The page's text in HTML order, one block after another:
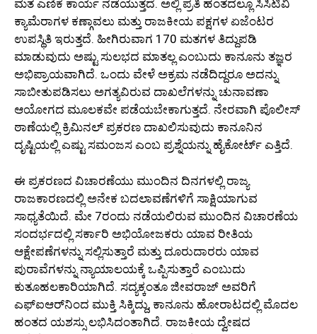
ಮತ ಎಣಿಕೆ ಕಾರ್ಯ ನಡೆಯುತ್ತದೆ. ಅಲ್ಲಿ ಪ್ರತಿ ಹಂತದಲ್ಲೂ ಸಿಸಿಟಿವಿ
ಕ್ಯಾಮೆರಾಗಳ ಕಣ್ಗಾವಲು ಮತ್ತು ರಾಜಕೀಯ ಪಕ್ಷಗಳ ಏಜೆಂಟರ
ಉಪಸ್ಥಿತಿ ಇರುತ್ತದೆ. ಹೀಗಿರುವಾಗ 170 ಮತಗಳ ತಿದ್ದುಪಡಿ
ಮಾಡುವುದು ಅಷ್ಟು ಸುಲಭದ ಮಾತಲ್ಲ ಎಂಬುದು ಕಾನೂನು ತಜ್ಞರ
ಅಭಿಪ್ರಾಯವಾಗಿದೆ. ಒಂದು ವೇಳೆ ಅಕ್ರಮ ನಡೆದಿದ್ದರೂ ಅದನ್ನು
ಸಾಬೀತುಪಡಿಸಲು ಅಗತ್ಯವಿರುವ ದಾಖಲೆಗಳನ್ನು ಚುನಾವಣಾ
ಆಯೋಗದ ಮೂಲಕವೇ ಪಡೆಯಬೇಕಾಗುತ್ತದೆ. ನೇರವಾಗಿ ಪೊಲೀಸ್
ಠಾಣೆಯಲ್ಲಿ ಕ್ರಿಮಿನಲ್ ಪ್ರಕರಣ ದಾಖಲಿಸುವುದು ಕಾನೂನಿನ
ದೃಷ್ಟಿಯಲ್ಲಿ ಎಷ್ಟು ಸಮಂಜಸ ಎಂಬ ಪ್ರಶ್ನೆಯನ್ನು ಹೈಕೋರ್ಟ್ ಎತ್ತಿದೆ.
ಈ ಪ್ರಕರಣದ ವಿಚಾರಣೆಯು ಮುಂದಿನ ದಿನಗಳಲ್ಲಿ ರಾಜ್ಯ
ರಾಜಕಾರಣದಲ್ಲಿ ಅನೇಕ ಬದಲಾವಣೆಗಳಿಗೆ ಸಾಕ್ಷಿಯಾಗುವ
ಸಾಧ್ಯತೆಯಿದೆ. ಮೇ 7ರಂದು ನಡೆಯಲಿರುವ ಮುಂದಿನ ವಿಚಾರಣೆಯ
ಸಂದರ್ಭದಲ್ಲಿ ಸರ್ಕಾರಿ ಅಭಿಯೋಜಕರು ಯಾವ ರೀತಿಯ
ಆಕ್ಷೇಪಣೆಗಳನ್ನು ಸಲ್ಲಿಸುತ್ತಾರೆ ಮತ್ತು ದೂರುದಾರರು ಯಾವ
ಪುರಾವೆಗಳನ್ನು ನ್ಯಾಯಾಲಯಕ್ಕೆ ಒಪ್ಪಿಸುತ್ತಾರೆ ಎಂಬುದು
ಕುತೂಹಲಕಾರಿಯಾಗಿದೆ. ಸದ್ಯಕ್ಕಂತೂ ಜೀವರಾಜ್ ಅವರಿಗೆ
ಎಫ್‌ಐಆರ್‌ನಿಂದ ಮುಕ್ತಿ ಸಿಕ್ಕಿದ್ದು, ಕಾನೂನು ಹೋರಾಟದಲ್ಲಿ ಮೊದಲ
ಹಂತದ ಯಶಸ್ಸು ಲಭಿಸಿದಂತಾಗಿದೆ. ರಾಜಕೀಯ ದ್ವೇಷದ